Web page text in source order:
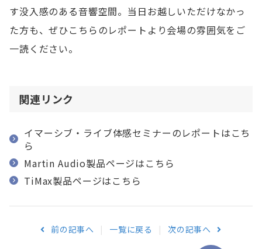
す没入感のある音響空間。当日お越しいただけなかっ
た方も、ぜひこちらのレポートより会場の雰囲気をご
一読ください。
関連リンク
イマーシブ・ライブ体感セミナーのレポートはこち
ら
Martin Audio製品ページはこちら
TiMax製品ページはこちら
前の記事へ 一覧に戻る 次の記事へ